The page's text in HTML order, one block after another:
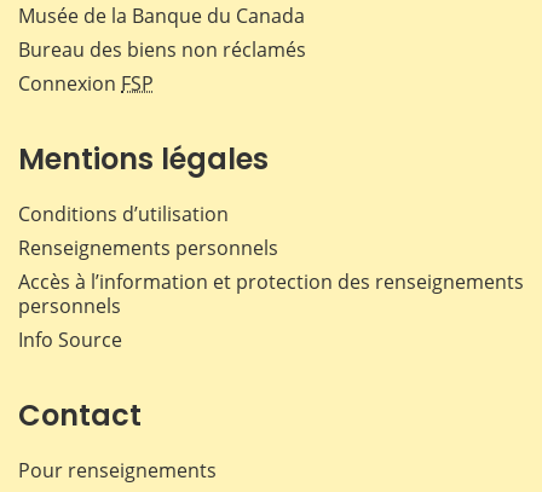
Musée de la Banque du Canada
Bureau des biens non réclamés
Connexion FSP
Mentions légales
Conditions d’utilisation
Renseignements personnels
Accès à l’information et protection des renseignements
personnels
Info Source
Contact
Pour renseignements